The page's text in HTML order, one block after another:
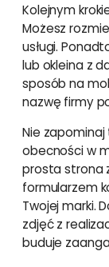
Kolejnym
Możesz
usługi.
lub okleina z
sposób na
nazwę firmy
Nie
obecności w
prosta strona
formularzem
Twojej marki.
zdjęć z
buduje